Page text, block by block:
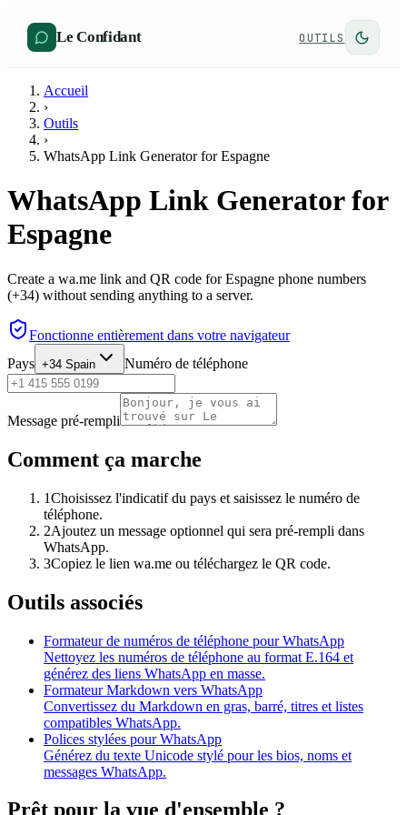
Le Confidant OUTILS
Accueil
›
Outils
›
WhatsApp Link Generator for Espagne
WhatsApp Link Generator for
Espagne
Create a wa.me link and QR code for Espagne phone numbers
(+34) without sending anything to a server.
Fonctionne entièrement dans votre navigateur
Pays +34 Spain Numéro de téléphone
Message pré-rempli
Comment ça marche
1Choisissez l'indicatif du pays et saisissez le numéro de
téléphone.
2Ajoutez un message optionnel qui sera pré-rempli dans
WhatsApp.
3Copiez le lien wa.me ou téléchargez le QR code.
Outils associés
Formateur de numéros de téléphone pour WhatsApp
Nettoyez les numéros de téléphone au format E.164 et
générez des liens WhatsApp en masse.
Formateur Markdown vers WhatsApp
Convertissez du Markdown en gras, barré, titres et listes
compatibles WhatsApp.
Polices stylées pour WhatsApp
Générez du texte Unicode stylé pour les bios, noms et
messages WhatsApp.
Prêt pour la vue d'ensemble ?